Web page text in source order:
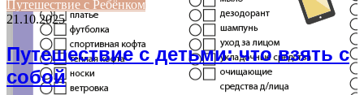
Путешествие с Ребёнком
21.10.2025
Путешествие с детьми: что взять с
собой